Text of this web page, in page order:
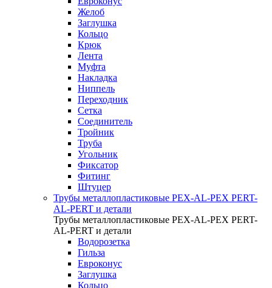
Желоб
Заглушка
Кольцо
Крюк
Лента
Муфта
Накладка
Ниппель
Переходник
Сетка
Соединитель
Тройник
Труба
Угольник
Фиксатор
Фитинг
Штуцер
Трубы металлопластиковые PEX-AL-PEX PERT-
AL-PERT и детали
Трубы металлопластиковые PEX-AL-PEX PERT-
AL-PERT и детали
Водорозетка
Гильза
Евроконус
Заглушка
Кольцо